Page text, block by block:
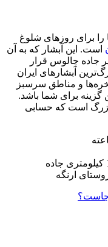
را برای روزهای شلوغ
است. این آبشار که به آن
جاده چالوس قرار
یکی از بزرگ‌ترین آبشارهای ایران
و مناطق سرسبز
گزینه برای شما باشد.
بزرگ است که حسابی
استان البرز، 17 کیلومتری جاده
ارنگه
کجاست؟